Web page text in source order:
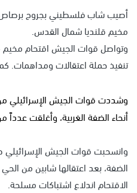
أصيب شاب فلسطيني بجروح
مخيم قلنديا شمال القدس.
وتواصل قوات الجيش اقتحام مخيم
تنفيذ حملة اعتقالات ومداهمات.
وشددت قوات الجيش الإسرائيلي
أنحاء الضفة الغربية، وأغلقت عدداً
وانسحبت قوات الجيش الإسرائيلي
الضفة، بعد اعتقالها شابين من
الاقتحام اندلاع اشتباكات مسلحة.